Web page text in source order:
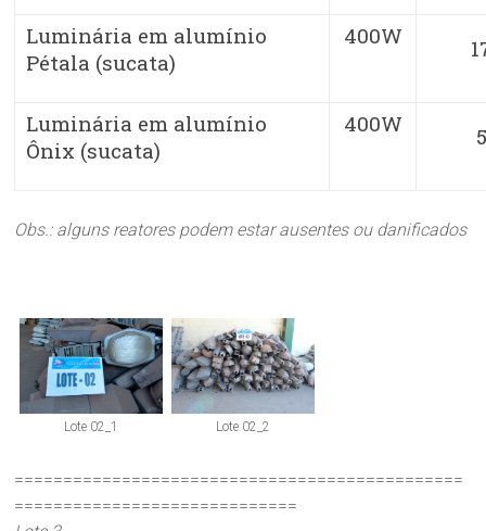
Luminária em alumínio
Pétala (sucata)
400W
Luminária em alumínio
Ônix (sucata)
400W 5
Obs.: alguns reatores podem estar ausentes ou danificados
Lote 02_1 Lote 02_2
==============================================
=============================